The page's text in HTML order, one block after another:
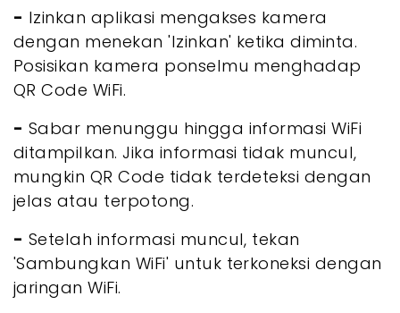
- Izinkan aplikasi mengakses kamera
dengan menekan 'Izinkan' ketika diminta.
Posisikan kamera ponselmu menghadap
QR Code WiFi.
- Sabar menunggu hingga informasi WiFi
ditampilkan. Jika informasi tidak muncul,
mungkin QR Code tidak terdeteksi dengan
jelas atau terpotong.
- Setelah informasi muncul, tekan
'Sambungkan WiFi' untuk terkoneksi dengan
jaringan WiFi.